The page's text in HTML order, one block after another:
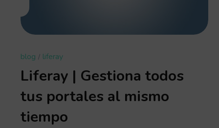
blog liferay
Liferay | Gestiona todos
tus portales al mismo
tiempo